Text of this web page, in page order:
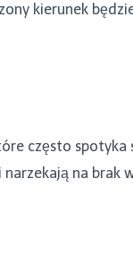
kierunek
często spotyka
na